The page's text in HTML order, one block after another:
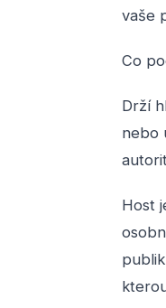
vaše
Co
Drží
nebo
Host